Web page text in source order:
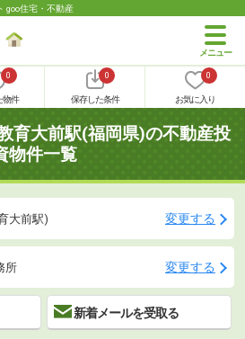
goo住宅・不動産
0
物件
0
保存した条件
0
お気に入り
育大前駅(福岡県)の不動産投
物件一覧
大前駅) 変更する
所 変更する
新着メールを受取る